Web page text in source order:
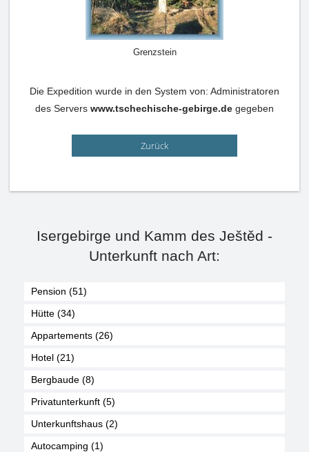
Grenzstein
Die Expedition wurde in den System von: Administratoren
des Servers www.tschechische-gebirge.de gegeben
Zurück
Isergebirge und Kamm des Ještěd -
Unterkunft nach Art:
Pension (51)
Hütte (34)
Appartements (26)
Hotel (21)
Bergbaude (8)
Privatunterkunft (5)
Unterkunftshaus (2)
Autocamping (1)